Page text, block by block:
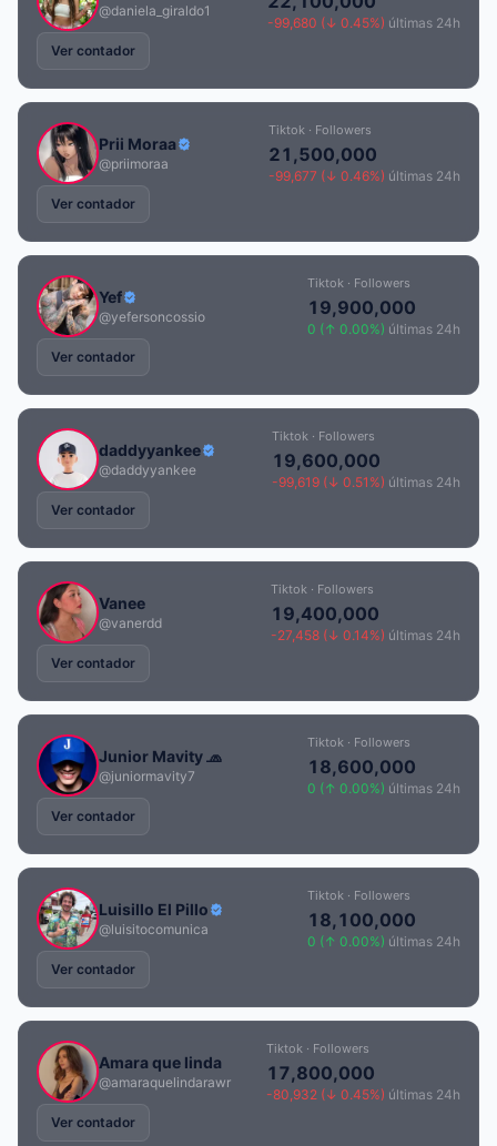
@daniela_giraldo1
-99,680 (↓ 0.45%) últimas 24h
Ver contador
Prii Moraa
@priimoraa
Tiktok · Followers
21,500,000
-99,677 (↓ 0.46%) últimas 24h
Ver contador
Yef
@yefersoncossio
Tiktok · Followers
19,900,000
0 (↑ 0.00%) últimas 24h
Ver contador
daddyyankee
@daddyyankee
Tiktok · Followers
19,600,000
-99,619 (↓ 0.51%) últimas 24h
Ver contador
Vanee
@vanerdd
Tiktok · Followers
19,400,000
-27,458 (↓ 0.14%) últimas 24h
Ver contador
Junior Mavity 🧢
@juniormavity7
Tiktok · Followers
18,600,000
0 (↑ 0.00%) últimas 24h
Ver contador
Luisillo El Pillo
@luisitocomunica
Tiktok · Followers
18,100,000
0 (↑ 0.00%) últimas 24h
Ver contador
Amara que linda
@amaraquelindarawr
Tiktok · Followers
17,800,000
-80,932 (↓ 0.45%) últimas 24h
Ver contador